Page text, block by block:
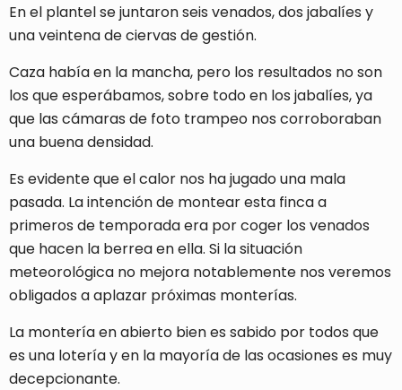
En el plantel se juntaron seis venados, dos jabalíes y
una veintena de ciervas de gestión.
Caza había en la mancha, pero los resultados no son
los que esperábamos, sobre todo en los jabalíes, ya
que las cámaras de foto trampeo nos corroboraban
una buena densidad.
Es evidente que el calor nos ha jugado una mala
pasada. La intención de montear esta finca a
primeros de temporada era por coger los venados
que hacen la berrea en ella. Si la situación
meteorológica no mejora notablemente nos veremos
obligados a aplazar próximas monterías.
La montería en abierto bien es sabido por todos que
es una lotería y en la mayoría de las ocasiones es muy
decepcionante.